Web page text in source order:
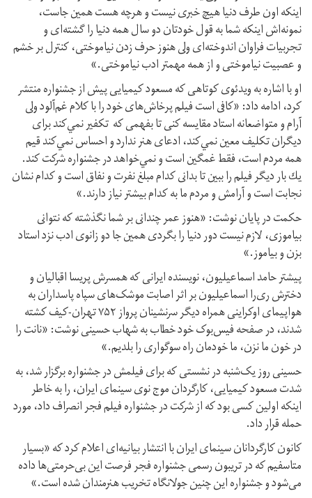
اينكه اون طرف دنيا هيچ خبرى نيست و هرچه هست همين جاست،
نمونه‌اش اينكه شما به قول خودتان دو سال همه دنيا را گشته‌اى و
تجربيات فراوان اندوخته‌اى ولى هنوز حرف زدن نياموختى، كنترل بر خشم
و عصبيت نياموختى و از همه مهمتر ادب نياموختى.»
او با اشاره به ویدئوی کوتاهی که مسعود کیمیایی پیش از جشنواره منتشر
کرد، ادامه داد: «كافى است فيلم پرخاش‌هاى خود را با كلام غم‌آلود ولى
آرام و متواضعانه استاد مقايسه كنى تا بفهمى كه تكفير نمي‌كند براى
ديگران تكليف معين نمي‌كند، ادعاى هنر ندارد و احساس نمي‌كند قيم
همه مردم است، فقط غمگين است و نمي‌خواهد در جشنواره شركت كند.
يك بار ديگر فيلم را ببين تا بدانى كدام مبلغ نفرت و نفاق است و كدام نشان
نجابت است و آرامش و مردم ما به كدام بيشتر نياز دارند.»
حکمت در پایان نوشت: «هنوز عمر چندانى بر شما نگذشته كه نتوانى
بياموزى، لازم نيست دور دنيا را بگردى همين جا دو زانوى ادب نزد استاد
بزن و بياموز.»
پیشتر حامد اسماعیلیون، نویسنده ایرانی که همسرش پریسا اقبالیان و
دخترش ری‌را اسماعیلیون بر اثر اصابت موشک‌های سپاه پاسداران به
هواپیمای اوکراینی همراه دیگر سرنشینان پرواز ۷۵۲ تهران‌-کیف کشته
شدند، در صفحه فیس‌بوک خود خطاب به شهاب حسینی نوشت: «نانت را
در خون ما نزن، ما خودمان راه سوگواری را بلدیم.»
حسینی روز یک‌شنبه در نشستی که برای فیلمش در جشنواره برگزار شد، به
شدت مسعود کیمیایی، کارگردان موج نوی سینمای ایران، را به خاطر
اینکه اولین کسی بود که از شرکت در جشنواره فیلم فجر انصراف داد، مورد
حمله قرار داد.
کانون کارگردانان سینمای ایران با انتشار بیانیه‌ای اعلام کرد که «بسیار
متاسفیم که در تریبون رسمی جشنواره فجر فرصت این بی‌حرمتی‌‌ها داده
می‌شود و جشنواره این چنین جولانگاه تخریب هنرمندان شده است.»